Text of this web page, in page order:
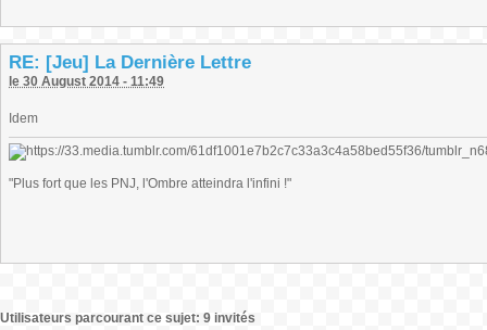
RE: [Jeu] La Dernière Lettre
le 30 August 2014 - 11:49
Idem
"Plus fort que les PNJ, l'Ombre atteindra l'infini !"
Utilisateurs parcourant ce sujet: 9 invités